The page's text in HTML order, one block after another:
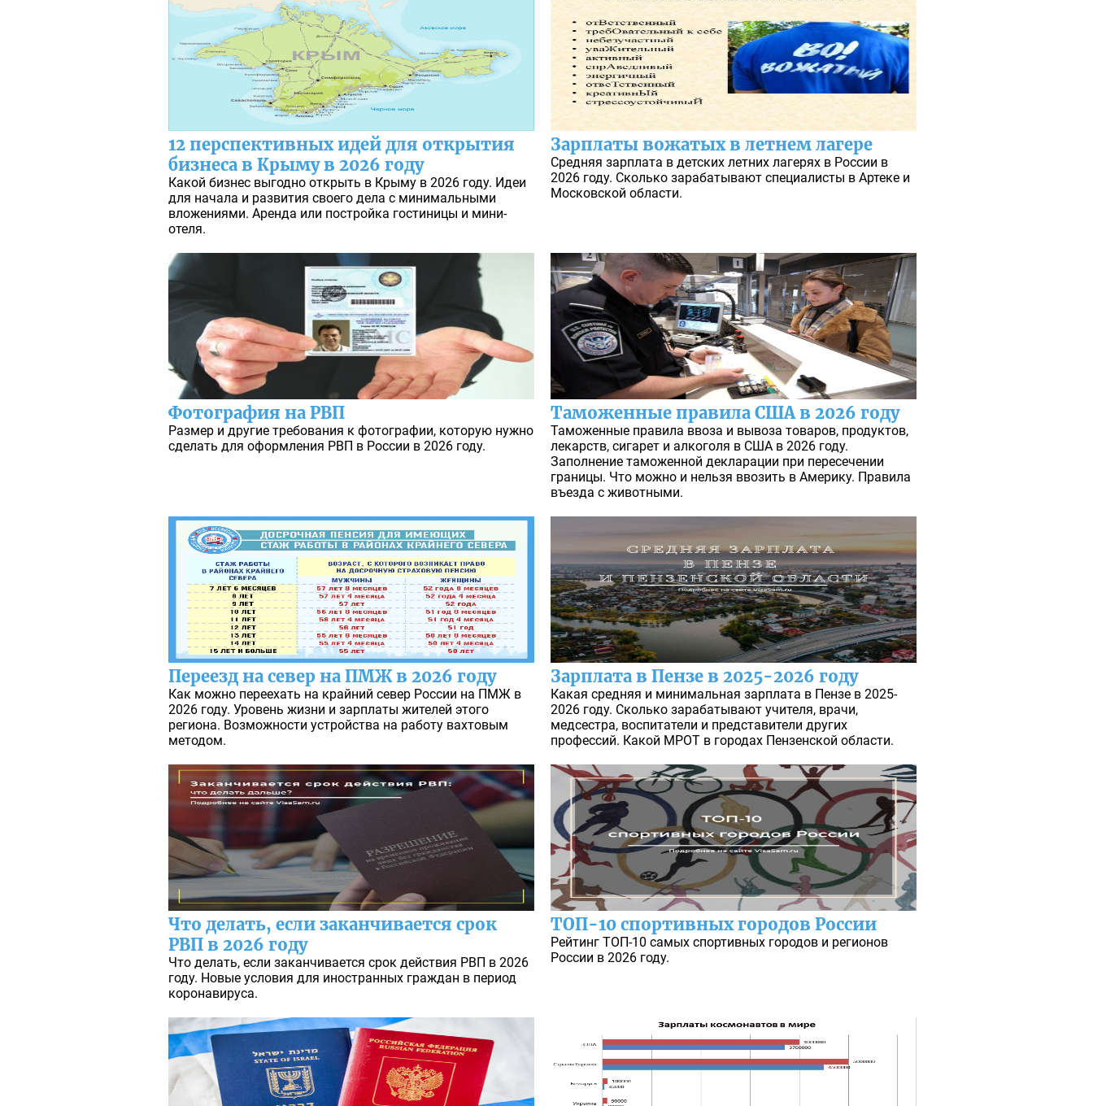
12 перспективных идей для открытия
бизнеса в Крыму в 2026 году
Какой бизнес выгодно открыть в Крыму в 2026 году. Идеи
для начала и развития своего дела с минимальными
вложениями. Аренда или постройка гостиницы и мини-
отеля.
Зарплаты вожатых в летнем лагере
Средняя зарплата в детских летних лагерях в России в
2026 году. Сколько зарабатывают специалисты в Артеке и
Московской области.
Фотография на РВП
Размер и другие требования к фотографии, которую нужно
сделать для оформления РВП в России в 2026 году.
Таможенные правила США в 2026 году
Таможенные правила ввоза и вывоза товаров, продуктов,
лекарств, сигарет и алкоголя в США в 2026 году.
Заполнение таможенной декларации при пересечении
границы. Что можно и нельзя ввозить в Америку. Правила
въезда с животными.
Переезд на север на ПМЖ в 2026 году
Как можно переехать на крайний север России на ПМЖ в
2026 году. Уровень жизни и зарплаты жителей этого
региона. Возможности устройства на работу вахтовым
методом.
Зарплата в Пензе в 2025-2026 году
Какая средняя и минимальная зарплата в Пензе в 2025-
2026 году. Сколько зарабатывают учителя, врачи,
медсестра, воспитатели и представители других
профессий. Какой МРОТ в городах Пензенской области.
Что делать, если заканчивается срок
РВП в 2026 году
Что делать, если заканчивается срок действия РВП в 2026
году. Новые условия для иностранных граждан в период
коронавируса.
ТОП-10 спортивных городов России
Рейтинг ТОП-10 самых спортивных городов и регионов
России в 2026 году.